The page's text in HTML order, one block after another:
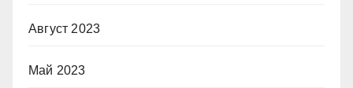
Август 2023
Май 2023